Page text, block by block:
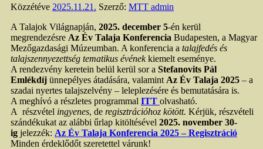
Közzétéve 2025.11.21. Szerző: MTT admin
A Talajok Világnapján, 2025. december 5-én kerül
megrendezésre Az Év Talaja Konferencia Budapesten, a Magyar
Mezőgazdasági Múzeumban. A konferencia a talajfedés és
talajszennyezettség tematikus événekkiemelt eseménye.
A rendezvény keretein belül kerül sor a Stefanovits Pál
Emlékdíj ünnepélyes átadására, valamint Az Év Talaja 2025 – a
szadai nyertes talajszelvény – leleplezésére és bemutatására is.
A meghívó a részletes programmal ITT olvasható.
A részvétel ingyenes, de regisztrációhoz kötött. Kérjük, részvételi
szándékukat az alábbi űrlap kitöltésével 2025. november 30-
ig jelezzék: Az Év Talaja Konferencia 2025 – Regisztráció
Minden érdeklődőt szeretettel várunk!